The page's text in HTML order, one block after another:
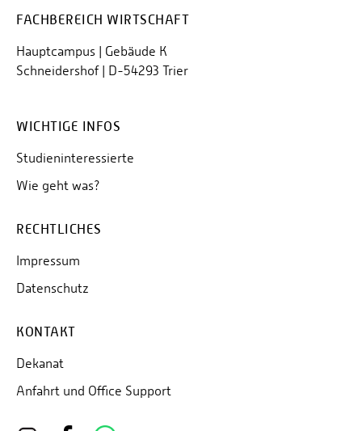
FACHBEREICH WIRTSCHAFT
Hauptcampus | Gebäude K
Schneidershof | D-54293 Trier
WICHTIGE INFOS
Studieninteressierte
Wie geht was?
RECHTLICHES
Impressum
Datenschutz
KONTAKT
Dekanat
Anfahrt und Office Support